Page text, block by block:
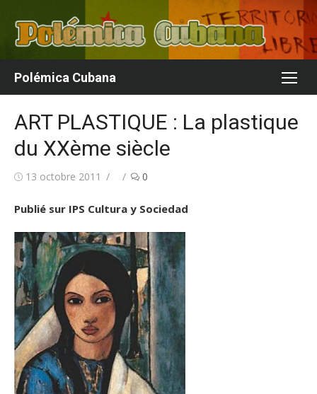
contenu
Polémica Cubana
ART PLASTIQUE : La plastique
du XXème siècle
Publié13 octobre 2011 Auteur/autrice
0
Publié sur IPS Cultura y Sociedad